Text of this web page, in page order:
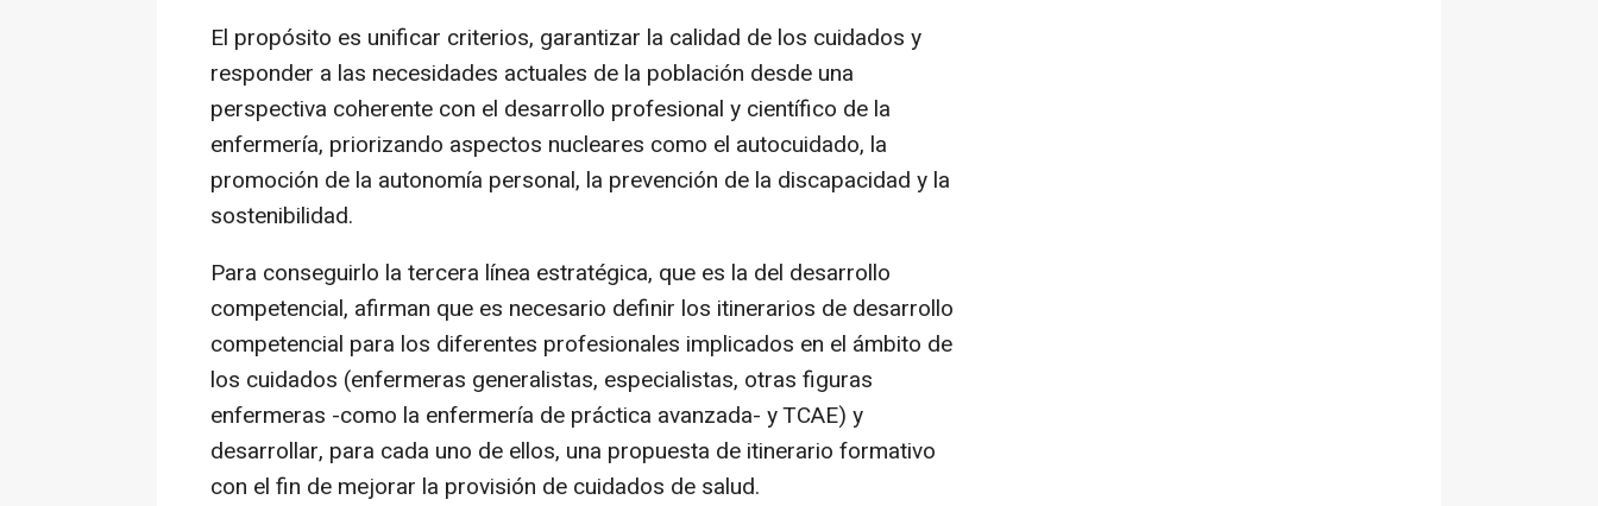
El propósito es unificar criterios, garantizar la calidad de los cuidados y
responder a las necesidades actuales de la población desde una
perspectiva coherente con el desarrollo profesional y científico de la
enfermería, priorizando aspectos nucleares como el autocuidado, la
promoción de la autonomía personal, la prevención de la discapacidad y la
sostenibilidad.
Para conseguirlo la tercera línea estratégica, que es la del desarrollo
competencial, afirman que es necesario definir los itinerarios de desarrollo
competencial para los diferentes profesionales implicados en el ámbito de
los cuidados (enfermeras generalistas, especialistas, otras figuras
enfermeras -como la enfermería de práctica avanzada- y TCAE) y
desarrollar, para cada uno de ellos, una propuesta de itinerario formativo
con el fin de mejorar la provisión de cuidados de salud.